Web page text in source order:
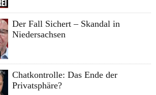
Der Fall Sichert – Skandal in
Niedersachsen
Chatkontrolle: Das Ende der
Privatsphäre?